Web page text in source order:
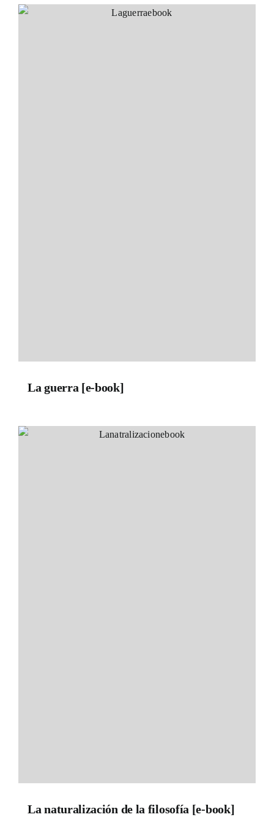
La guerra [e-book]
La naturalización de la filosofía [e-book]